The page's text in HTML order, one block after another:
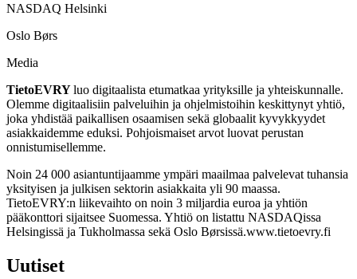
NASDAQ Helsinki
Oslo Børs
Media
TietoEVRYluo digitaalista etumatkaa yrityksille ja yhteiskunnalle.
Olemme digitaalisiin palveluihin ja ohjelmistoihin keskittynyt yhtiö,
joka yhdistää paikallisen osaamisen sekä globaalit kyvykkyydet
asiakkaidemme eduksi. Pohjoismaiset arvot luovat perustan
onnistumisellemme.
Noin 24 000 asiantuntijaamme ympäri maailmaa palvelevat tuhansia
yksityisen ja julkisen sektorin asiakkaita yli 90 maassa.
TietoEVRY:n liikevaihto on noin 3 miljardia euroa ja yhtiön
pääkonttori sijaitsee Suomessa. Yhtiö on listattu NASDAQissa
Helsingissä ja Tukholmassa sekä Oslo Børsissä.www.tietoevry.fi
Uutiset